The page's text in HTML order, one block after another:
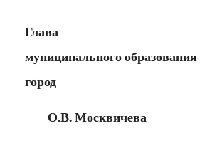
Глава
муниципального образования
город
О.В. Москвичева